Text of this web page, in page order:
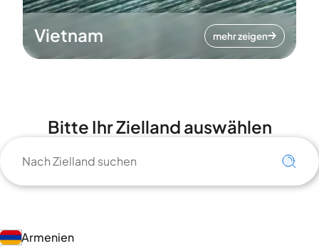
Vietnam mehr zeigen
Bitte Ihr Zielland auswählen
Armenien